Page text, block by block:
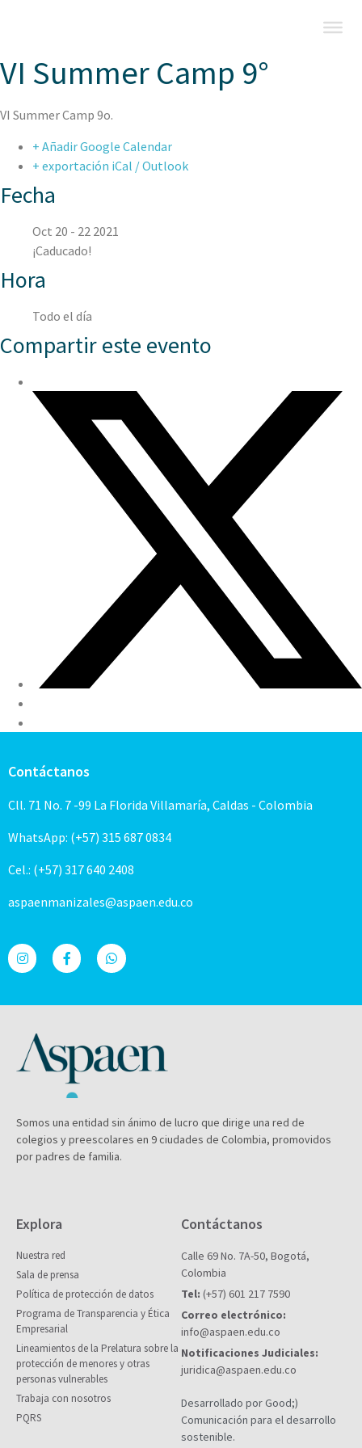
VI Summer Camp 9°
VI Summer Camp 9o.
+ Añadir Google Calendar
+ exportación iCal / Outlook
Fecha
Oct 20 - 22 2021
¡Caducado!
Hora
Todo el día
Compartir este evento
Contáctanos
Cll. 71 No. 7 -99 La Florida Villamaría, Caldas - Colombia
WhatsApp: (+57) 315 687 0834
Cel.: (+57) 317 640 2408
aspaenmanizales@aspaen.edu.co
Somos una entidad sin ánimo de lucro que dirige una red de
colegios y preescolares en 9 ciudades de Colombia, promovidos
por padres de familia.
Explora
Nuestra red
Sala de prensa
Política de protección de datos
Programa de Transparencia y Ética
Empresarial
Lineamientos de la Prelatura sobre la
protección de menores y otras
personas vulnerables
Trabaja con nosotros
PQRS
Contáctanos
Calle 69 No. 7A-50, Bogotá,
Colombia
Tel: (+57) 601 217 7590
Correo electrónico:
info@aspaen.edu.co
Notificaciones Judiciales:
juridica@aspaen.edu.co
Desarrollado por Good;)
Comunicación para el desarrollo
sostenible.